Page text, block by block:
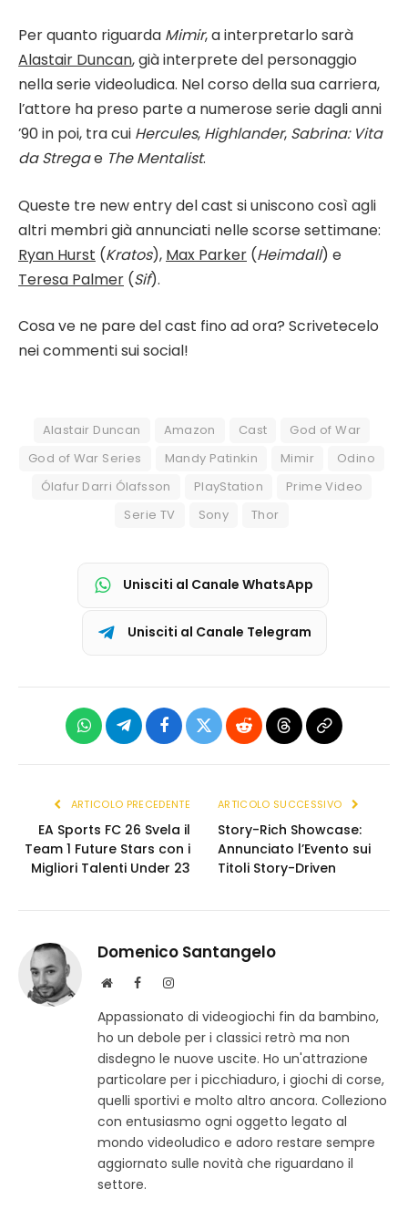
Per quanto riguarda Mimir, a interpretarlo sarà
Alastair Duncan, già interprete del personaggio
nella serie videoludica. Nel corso della sua carriera,
l’attore ha preso parte a numerose serie dagli anni
’90 in poi, tra cui Hercules, Highlander, Sabrina: Vita
da Stregae The Mentalist.
Queste tre new entry del cast si uniscono così agli
altri membri già annunciati nelle scorse settimane:
Ryan Hurst (Kratos), Max Parker (Heimdall) e
Teresa Palmer (Sif).
Cosa ve ne pare del cast fino ad ora? Scrivetecelo
nei commenti sui social!
Alastair Duncan Amazon Cast
God of War
God of War Series
Mandy Patinkin Mimir
Odino
Ólafur Darri Ólafsson
PlayStation
Prime Video
Serie TV
Sony Thor
Unisciti al Canale WhatsApp
Unisciti al Canale Telegram
WhatsAppTelegramFacebook
X
RedditThreadsCopia
ARTICOLO PRECEDENTE
EA Sports FC 26 Svela il
Team 1 Future Stars con i
Migliori Talenti Under 23
ARTICOLO SUCCESSIVO
Story-Rich Showcase:
Annunciato l’Evento sui
Titoli Story-Driven
Domenico Santangelo
S
t
o
w
F
c
e
b
o
k
I
s
t
a
a
m
Appassionato di videogiochi fin da bambino,
ho un debole per i classici retrò ma non
disdegno le nuove uscite. Ho un'attrazione
particolare per i picchiaduro, i giochi di corse,
quelli sportivi e molto altro ancora. Colleziono
con entusiasmo ogni oggetto legato al
mondo videoludico e adoro restare sempre
aggiornato sulle novità che riguardano il
settore.